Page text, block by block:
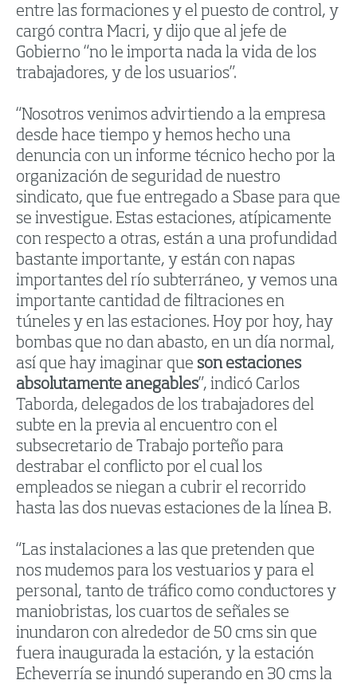
entre las formaciones y el puesto de control, y
cargó contra Macri, y dijo que al jefe de
Gobierno “no le importa nada la vida de los
trabajadores, y de los usuarios”.
“Nosotros venimos advirtiendo a la empresa
desde hace tiempo y hemos hecho una
denuncia con un informe técnico hecho por la
organización de seguridad de nuestro
sindicato, que fue entregado a Sbase para que
se investigue. Estas estaciones, atípicamente
con respecto a otras, están a una profundidad
bastante importante, y están con napas
importantes del río subterráneo, y vemos una
importante cantidad de filtraciones en
túneles y en las estaciones. Hoy por hoy, hay
bombas que no dan abasto, en un día normal,
así que hay imaginar que son estaciones
absolutamente anegables”, indicó Carlos
Taborda, delegados de los trabajadores del
subte en la previa al encuentro con el
subsecretario de Trabajo porteño para
destrabar el conflicto por el cual los
empleados se niegan a cubrir el recorrido
hasta las dos nuevas estaciones de la línea B.
“Las instalaciones a las que pretenden que
nos mudemos para los vestuarios y para el
personal, tanto de tráfico como conductores y
maniobristas, los cuartos de señales se
inundaron con alrededor de 50 cms sin que
fuera inaugurada la estación, y la estación
Echeverría se inundó superando en 30 cms la